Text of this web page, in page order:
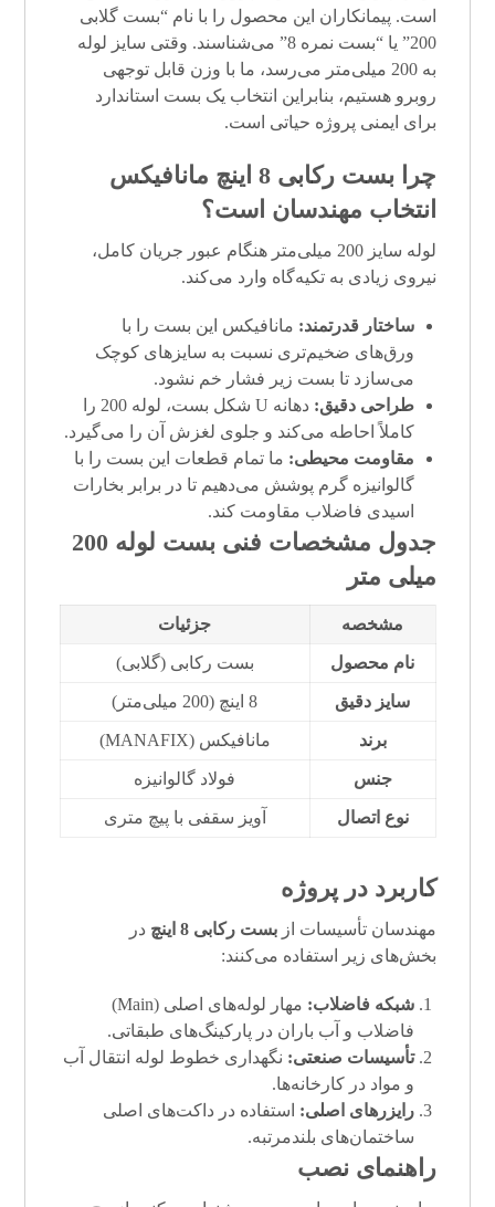
است. پیمانکاران این محصول را با نام “بست گلابی
200” یا “بست نمره 8” می‌شناسند. وقتی سایز لوله
به 200 میلی‌متر می‌رسد، ما با وزن قابل توجهی
روبرو هستیم، بنابراین انتخاب یک بست استاندارد
برای ایمنی پروژه حیاتی است.
چرا بست رکابی 8 اینچ
مانافیکس
انتخاب مهندسان است؟
لوله سایز 200 میلی‌متر هنگام عبور جریان کامل،
نیروی زیادی به تکیه‌گاه وارد می‌کند.
ساختار قدرتمند: مانافیکس این بست را با
ورق‌های ضخیم‌تری نسبت به سایزهای کوچک
می‌سازد تا بست زیر فشار خم نشود.
طراحی دقیق:
دهانه U شکل بست، لوله 200 را
کاملاً احاطه می‌کند و جلوی لغزش آن را می‌گیرد.
مقاومت محیطی: ما تمام قطعات این بست را با
گالوانیزه گرم پوشش می‌دهیم تا در برابر بخارات
اسیدی فاضلاب مقاومت کند.
جدول مشخصات فنی
بست لوله 200
میلی متر
مشخصه جزئیات
نام محصول بست رکابی (گلابی)
سایز دقیق 8 اینچ (200 میلی‌متر)
برند مانافیکس (MANAFIX)
جنس فولاد گالوانیزه
نوع اتصال آویز سقفی با پیچ متری
کاربرد در پروژه
مهندسان تأسیسات ازبست رکابی 8 اینچ
در
بخش‌های زیر استفاده می‌کنند:
شبکه فاضلاب:
مهار لوله‌های اصلی (Main)
فاضلاب و آب باران در پارکینگ‌های طبقاتی.
تأسیسات صنعتی: نگهداری خطوط لوله انتقال آب
و مواد در کارخانه‌ها.
رایزرهای اصلی: استفاده در داکت‌های اصلی
ساختمان‌های بلندمرتبه.
راهنمای نصب